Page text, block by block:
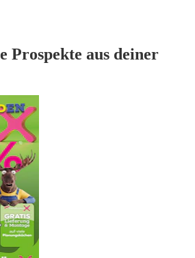
Prospekte aus deiner